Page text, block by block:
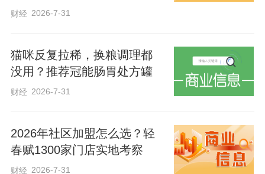
家门口，只需1至2名户籍警携带相关设
集、信息登记等更换户口页和补领身份证
等内容，切实改变了传统的“坐班式”被动服
务，让户籍窗口更加便民、利民、高效，
财经 2026-7-31
猫咪反复拉稀，换粮调理都
没用？推荐冠能肠胃处方罐
财经 2026-7-31
2026年社区加盟怎么选？轻
春赋1300家门店实地考察
财经 2026-7-31